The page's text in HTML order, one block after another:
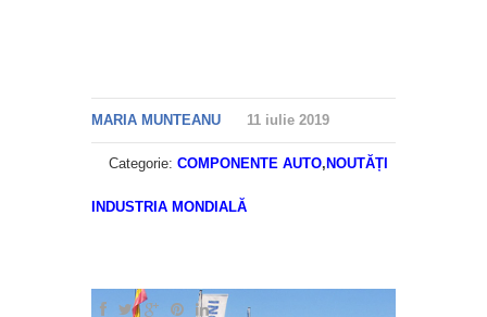
MARIA MUNTEANU 11 iulie 2019
Categorie: COMPONENTE AUTO, NOUTĂȚI
INDUSTRIA MONDIALĂ